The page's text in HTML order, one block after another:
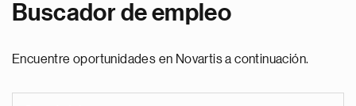
Buscador de empleo
Encuentre oportunidades en Novartis a continuación.